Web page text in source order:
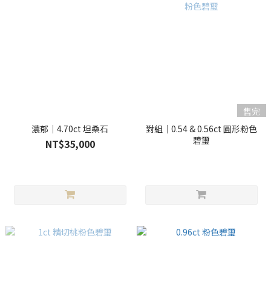
濃郁｜4.70ct 坦桑石
NT$35,000
售完
對組｜0.54 & 0.56ct 圓形粉色
碧璽